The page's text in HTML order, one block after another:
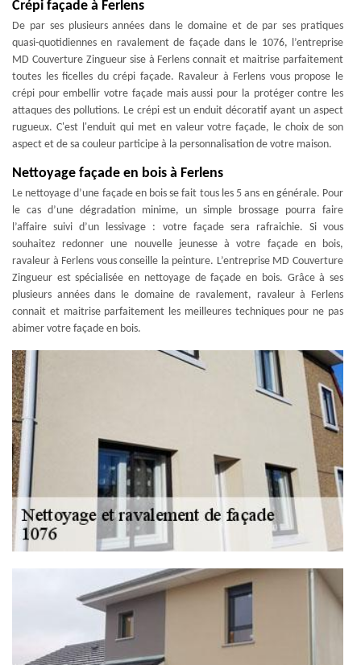
Crépi façade à Ferlens
De par ses plusieurs années dans le domaine et de par ses pratiques
quasi-quotidiennes en ravalement de façade dans le 1076, l’entreprise
MD Couverture Zingueur sise à Ferlens connait et maitrise parfaitement
toutes les ficelles du crépi façade. Ravaleur à Ferlens vous propose le
crépi pour embellir votre façade mais aussi pour la protéger contre les
attaques des pollutions. Le crépi est un enduit décoratif ayant un aspect
rugueux. C'est l'enduit qui met en valeur votre façade, le choix de son
aspect et de sa couleur participe à la personnalisation de votre maison.
Nettoyage façade en bois à Ferlens
Le nettoyage d’une façade en bois se fait tous les 5 ans en générale. Pour
le cas d’une dégradation minime, un simple brossage pourra faire
l’affaire suivi d’un lessivage : votre façade sera rafraichie. Si vous
souhaitez redonner une nouvelle jeunesse à votre façade en bois,
ravaleur à Ferlens vous conseille la peinture. L’entreprise MD Couverture
Zingueur est spécialisée en nettoyage de façade en bois. Grâce à ses
plusieurs années dans le domaine de ravalement, ravaleur à Ferlens
connait et maitrise parfaitement les meilleures techniques pour ne pas
abimer votre façade en bois.